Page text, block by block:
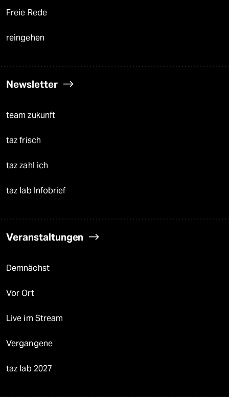
Freie Rede
reingehen
Newsletter
team zukunft
taz frisch
taz zahl ich
taz lab Infobrief
Veranstaltungen
Demnächst
Vor Ort
Live im Stream
Vergangene
taz lab 2027